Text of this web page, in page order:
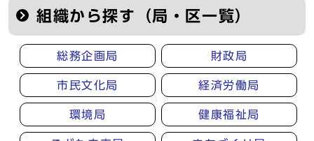
組織から探す（局・区一覧）
総務企画局 財政局
市民文化局 経済労働局
環境局 健康福祉局